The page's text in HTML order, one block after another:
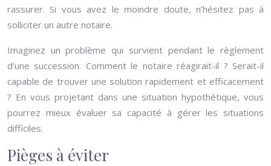
rassurer. Si vous avez le moindre doute, n’hésitez pas à
solliciter un autre notaire.
Imaginez un problème qui survient pendant le règlement
d’une succession. Comment le notaire réagirait-il ? Serait-il
capable de trouver une solution rapidement et efficacement
? En vous projetant dans une situation hypothétique, vous
pourrez mieux évaluer sa capacité à gérer les situations
difficiles.
Pièges à éviter